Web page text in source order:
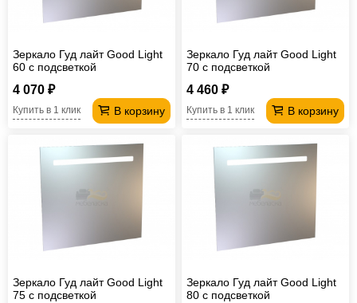
Зеркало Гуд лайт Good Light
60 с подсветкой
4 070 ₽
В корзину
Купить в 1 клик
Зеркало Гуд лайт Good Light
70 с подсветкой
4 460 ₽
В корзину
Купить в 1 клик
Зеркало Гуд лайт Good Light
75 с подсветкой
Зеркало Гуд лайт Good Light
80 с подсветкой